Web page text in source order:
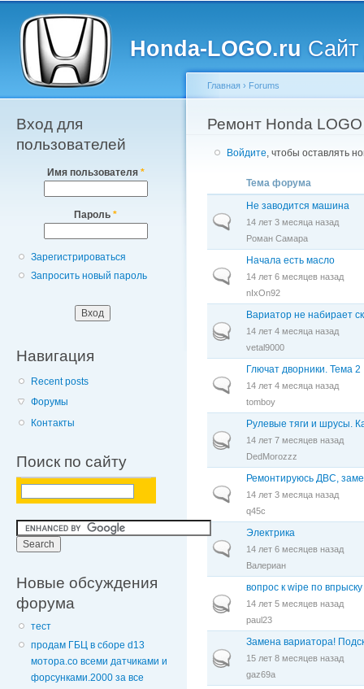
Honda-LOGO.ru Сайт
Главное меню
Вход для
пользователей
Имя пользователя *
Пароль *
Зарегистрироваться
Запросить новый пароль
Навигация
Recent posts
Форумы
Контакты
Поиск по сайту
Новые обсуждения
форума
тест
продам ГБЦ в сборе d13
мотора.со всеми датчиками и
форсунками.2000 за все
Вы здесь
Главная › Forums
Ремонт Honda LOGO
Войдите, чтобы оставлять
Тема форума
Обычная тема
Не заводится машина
14 лет 3 месяца назад
Роман Самара
Обычная тема
Начала есть масло
14 лет 6 месяцев назад
nIxOn92
Горячая тема
Вариатор не набирает
14 лет 4 месяца назад
vetal9000
Обычная тема
Глючат дворники. Тема 2
14 лет 4 месяца назад
tomboy
Горячая тема
Рулевые тяги и шрусы.
14 лет 7 месяцев назад
DedMorozzz
Обычная тема
Ремонтируюсь ДВС,
14 лет 3 месяца назад
q45c
Обычная тема
Электрика
14 лет 6 месяцев назад
Валериан
Горячая тема
вопрос к wipe по впрыску
14 лет 5 месяцев назад
paul23
Горячая тема
Замена вариатора!
15 лет 8 месяцев назад
gaz69a